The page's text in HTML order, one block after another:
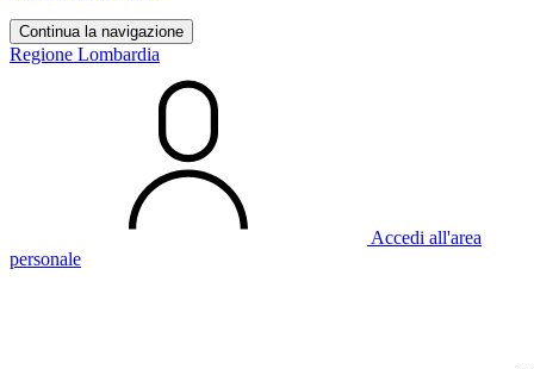
Continua la navigazione
Regione Lombardia
Accedi all'area
personale